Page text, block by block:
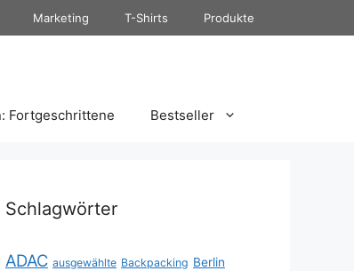
Marketing T-Shirts Produkte
Fortgeschrittene Bestseller
Schlagwörter
ADAC ausgewählte Backpacking Berlin